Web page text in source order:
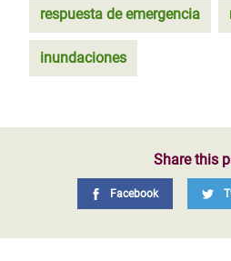
respuesta de emergencia
inundaciones
Share this
Facebook